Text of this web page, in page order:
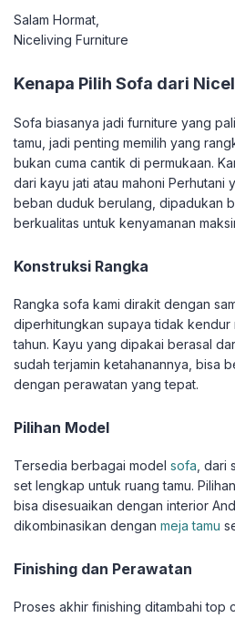
Salam Hormat,
Niceliving Furniture
Kenapa Pilih Sofa dari
Sofa biasanya jadi furniture yang
tamu, jadi penting memilih yang
bukan cuma cantik di permukaan.
dari kayu jati atau mahoni Perhutani
beban duduk berulang, dipadukan
berkualitas untuk kenyamanan
Konstruksi Rangka
Rangka sofa kami dirakit dengan
diperhitungkan supaya tidak
tahun. Kayu yang dipakai berasal
sudah terjamin ketahanannya, bisa
dengan perawatan yang tepat.
Pilihan Model
Tersedia berbagai model sofa ,
set lengkap untuk ruang tamu.
bisa disesuaikan dengan interior
dikombinasikan dengan meja tamu
Finishing dan Perawatan
Proses akhir finishing ditambahi top